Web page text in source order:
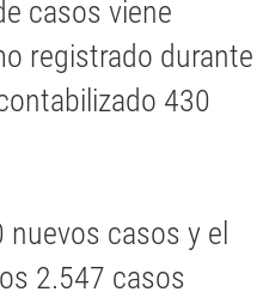
casos viene
registrado durante
430
casos y el
2.547 casos